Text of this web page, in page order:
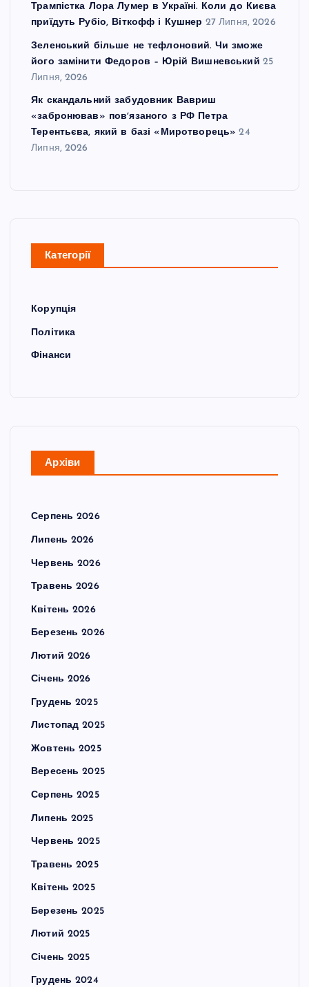
Трампістка Лора Лумер в Україні. Коли до Києва
приїдуть Рубіо, Віткофф і Кушнер 27 Липня, 2026
Зеленський більше не тефлоновий. Чи зможе
його замінити Федоров – Юрій Вишневський 25
Липня, 2026
Як скандальний забудовник Вавриш
«забронював» повʼязаного з РФ Петра
Терентьєва, який в базі «Миротворець» 24
Липня, 2026
Категорії
Корупція
Політика
Фінанси
Архіви
Серпень 2026
Липень 2026
Червень 2026
Травень 2026
Квітень 2026
Березень 2026
Лютий 2026
Січень 2026
Грудень 2025
Листопад 2025
Жовтень 2025
Вересень 2025
Серпень 2025
Липень 2025
Червень 2025
Травень 2025
Квітень 2025
Березень 2025
Лютий 2025
Січень 2025
Грудень 2024